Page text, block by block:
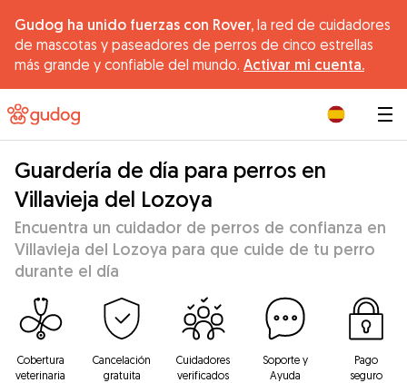
Gudog ha unido fuerzas con Rover, la red de cuidadores
de mascotas y paseadores de perros de cinco estrellas
más grande y confiable del mundo. Activar mi cuenta.
Guardería de día para perros en
Villavieja del Lozoya
Encuentra un cuidador de perros de confianza en
Villavieja del Lozoya para que cuide de tu perro
durante el día
Cobertura
veterinaria
Cancelación
gratuita
Cuidadores
verificados
Soporte y
Ayuda
Pago
seguro